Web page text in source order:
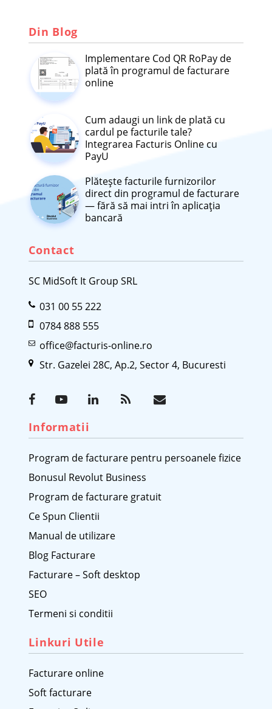
Din Blog
Implementare Cod QR RoPay de
plată în programul de facturare
online
Cum adaugi un link de plată cu
cardul pe facturile tale?
Integrarea Facturis Online cu
PayU
Plătește facturile furnizorilor
direct din programul de facturare
— fără să mai intri în aplicația
bancară
Contact
SC MidSoft It Group SRL
031 00 55 222
0784 888 555
office@facturis-online.ro
Str. Gazelei 28C, Ap.2, Sector 4, Bucuresti
Informatii
Program de facturare pentru persoanele fizice
Bonusul Revolut Business
Program de facturare gratuit
Ce Spun Clientii
Manual de utilizare
Blog Facturare
Facturare – Soft desktop
SEO
Termeni si conditii
Linkuri Utile
Facturare online
Soft facturare